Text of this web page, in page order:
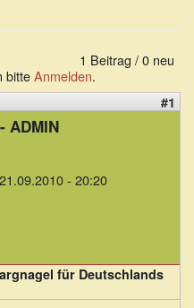
1 Beitrag / 0 neu
bitteAnmelden.
#1
ADMIN
21.09.2010 - 20:20
für Deutschlands